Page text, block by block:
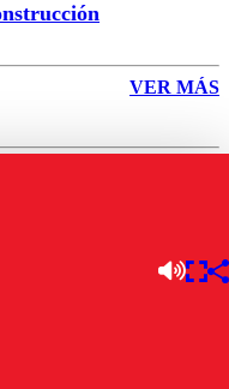
VER MÁS